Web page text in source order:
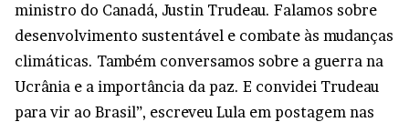
ministro do Canadá, Justin Trudeau. Falamos sobre
desenvolvimento sustentável e combate às mudanças
climáticas. Também conversamos sobre a guerra na
Ucrânia e a importância da paz. E convidei Trudeau
para vir ao Brasil”, escreveu Lula em postagem nas